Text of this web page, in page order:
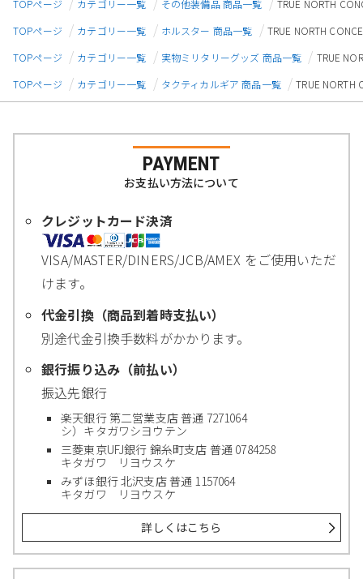
TOPページ
カテゴリー一覧 その他装備品 商品一覧
TRUE NORTH
TOPページ
カテゴリー一覧 ホルスター 商品一覧
TRUE NORTH
TOPページ
カテゴリー一覧 実物ミリタリーグッズ 商品一覧
TRUE
TOPページ
カテゴリー一覧 タクティカルギア 商品一覧 TRUE
PAYMENT
お支払い方法について
クレジットカード決済
VISA/MASTER/DINERS/JCB/AMEX をご使用いただ
けます。
代金引換（商品到着時支払い）
別途代金引換手数料がかかります。
銀行振り込み（前払い）
振込先銀行
楽天銀行 第二営業支店 普通 7271064
シ）キタガワシヨウテン
三菱東京UFJ銀行 錦糸町支店 普通 0784258
キタガワ リヨウスケ
みずほ銀行 北沢支店 普通 1157064
キタガワ リヨウスケ
詳しくはこちら